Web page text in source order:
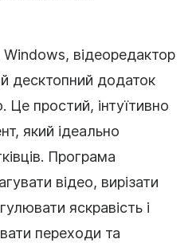
відеоредактор
десктопний додаток
Це простий, інтуїтивно
який ідеально
Програма
відео, вирізати
яскравість і
переходи та